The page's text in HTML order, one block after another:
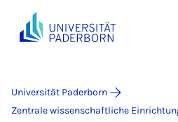
Universität Paderborn
Zentrale wissenschaftliche